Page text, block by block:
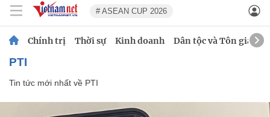
# ASEAN CUP 2026
Chính trị Thời sự Kinh doanh Dân tộc và Tôn giáo
PTI
Tin tức mới nhất về PTI